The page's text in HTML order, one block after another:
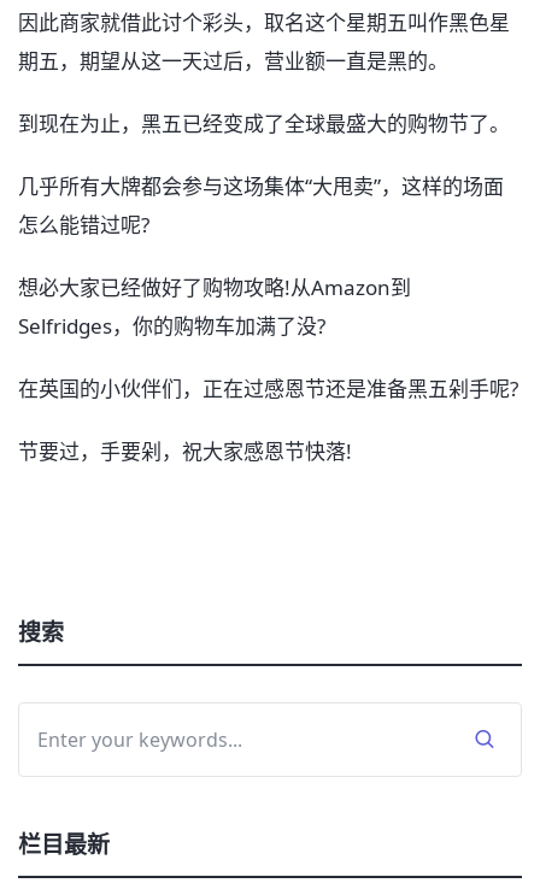
因此商家就借此讨个彩头，取名这个星期五叫作黑色星
期五，期望从这一天过后，营业额一直是黑的。
到现在为止，黑五已经变成了全球最盛大的购物节了。
几乎所有大牌都会参与这场集体“大甩卖”，这样的场面
怎么能错过呢?
想必大家已经做好了购物攻略!从Amazon到
Selfridges，你的购物车加满了没?
在英国的小伙伴们，正在过感恩节还是准备黑五剁手呢?
节要过，手要剁，祝大家感恩节快落!
搜索
栏目最新